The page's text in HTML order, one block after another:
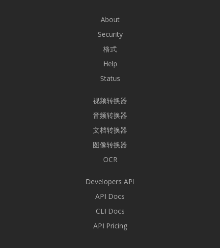
About
Security
格式
Help
Status
视频转换器
音频转换器
文档转换器
图像转换器
OCR
Developers API
API Docs
CLI Docs
API Pricing